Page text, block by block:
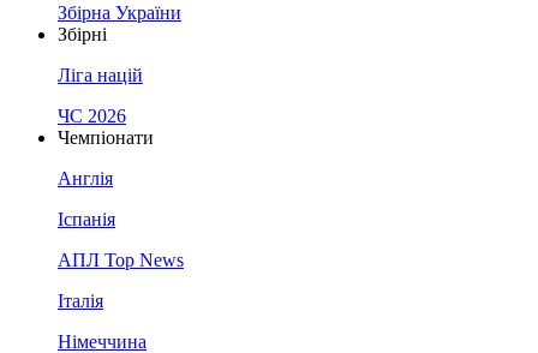
Збірна України
Збірні
Ліга націй
ЧС 2026
Чемпіонати
Англія
Іспанія
АПЛ Top News
Італія
Німеччина